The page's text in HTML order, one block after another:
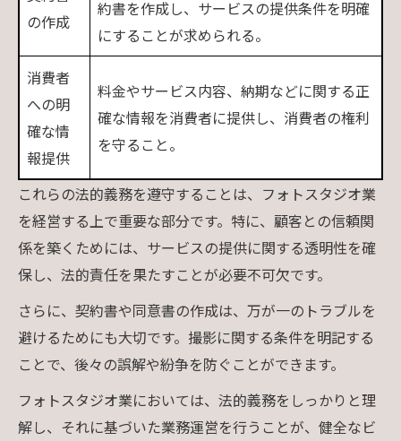
の作成
約書を作成し、サービスの提供条件を明確
にすることが求められる。
消費者
への明
確な情
報提供
料金やサービス内容、納期などに関する正
確な情報を消費者に提供し、消費者の権利
を守ること。
これらの法的義務を遵守することは、フォトスタジオ業
を経営する上で重要な部分です。特に、顧客との信頼関
係を築くためには、サービスの提供に関する透明性を確
保し、法的責任を果たすことが必要不可欠です。
さらに、契約書や同意書の作成は、万が一のトラブルを
避けるためにも大切です。撮影に関する条件を明記する
ことで、後々の誤解や紛争を防ぐことができます。
フォトスタジオ業においては、法的義務をしっかりと理
解し、それに基づいた業務運営を行うことが、健全なビ